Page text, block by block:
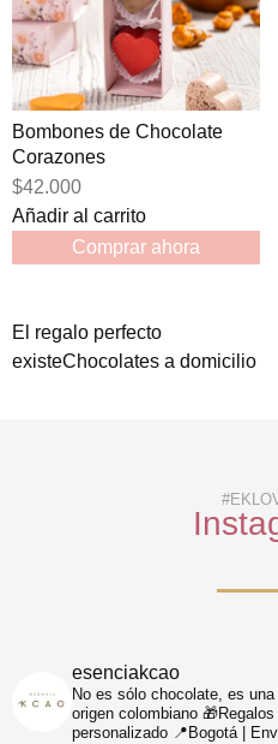
Bombones de Chocolate
Corazones
$42.000
Añadir al carrito
Comprar ahora
El regalo perfecto
existeChocolates a domicilio
esenciakcao
No es sólo chocolate, es una
origen colombiano
personalizado 📍Bogotá |